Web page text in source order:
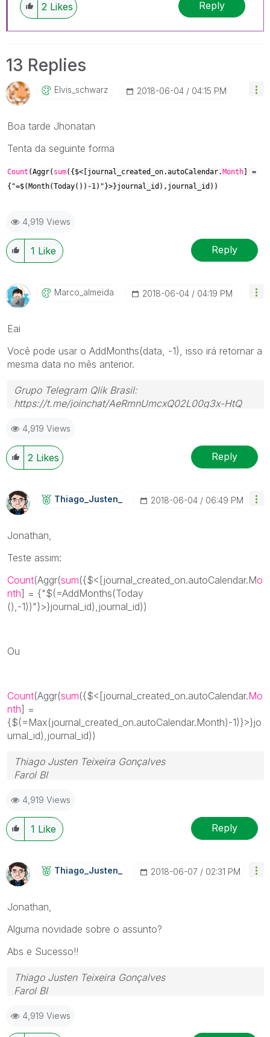
2 Likes Reply
13 Replies
Elvis_schwarz ‎2018-06-04 04:15 PM
Boa tarde Jhonatan
Tenta da seguinte forma
Count (Aggr( sum({$<[journal_created_on.autoCalendar.Month] =
{"=$(Month(Today())-1)"}>}journal_id),journal_id))
4,919 Views
1 Like Reply
Marco_almeida ‎2018-06-04 04:19 PM
Eai
Você pode usar o AddMonths(data, -1), isso irá retornar a
mesma data no mês anterior.
Grupo Telegram Qlik Brasil:
https://t.me/joinchat/AeRmnUmcxQ02L00g3x-HtQ
4,919 Views
2 Likes Reply
Thiago_Justen_ ‎2018-06-04 06:49 PM
Jonathan,
Teste assim:
Count(Aggr(sum({$<[journal_created_on.autoCalendar.Mo
nth] = {"$(=AddMonths(Today
(),-1))"}>}journal_id),journal_id))
Ou
Count(Aggr(sum({$<[journal_created_on.autoCalendar.Mo
nth] =
{$(=Max(journal_created_on.autoCalendar.Month)-1)}>}jo
urnal_id),journal_id))
Thiago Justen Teixeira Gonçalves
Farol BI
Skype: justen.thiago
4,919 Views
1 Like Reply
Thiago_Justen_ ‎2018-06-07 02:31 PM
Jonathan,
Alguma novidade sobre o assunto?
Abs e Sucesso!!
Thiago Justen Teixeira Gonçalves
Farol BI
Skype: justen.thiago
4,919 Views